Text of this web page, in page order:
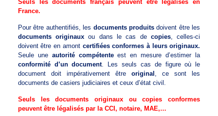
Seuls les documents français peuvent être légalisés en
France.
Pour être authentifiés, les documents produitsdoivent être les
documents originaux ou dans le cas de copies, celles-ci
doivent être en amont certifiées conformes à leurs originaux.
Seule une autorité compétenteest en mesure d’estimer la
conformité d’un document. Les seuls cas de figure où le
document doit impérativement êtreoriginal
, ce sont les
documents de casiers judiciaires et ceux d’état civil.
Seuls les documents originaux ou copies conformes
peuvent être légalisés par la CCI, notaire, MAE,…